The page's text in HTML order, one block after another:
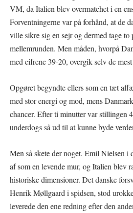
VM, da Italien blev overmatchet i en
Forventningerne var på forhånd, at de
ville sikre sig en sejr og dermed tage to
mellemrunden. Men måden, hvorpå
med cifrene 39-20, overgik selv de
Opgøret begyndte ellers som en tæt
med stor energi og mod, mens
chancer. Efter ti minutter var stillingen
underdogs så ud til at kunne byde
Men så skete der noget. Emil Nielsen i
af som en levende mur, og Italien blev
historiske dimensioner. Det danske
Henrik Møllgaard i spidsen, stod
leverede den ene redning efter den